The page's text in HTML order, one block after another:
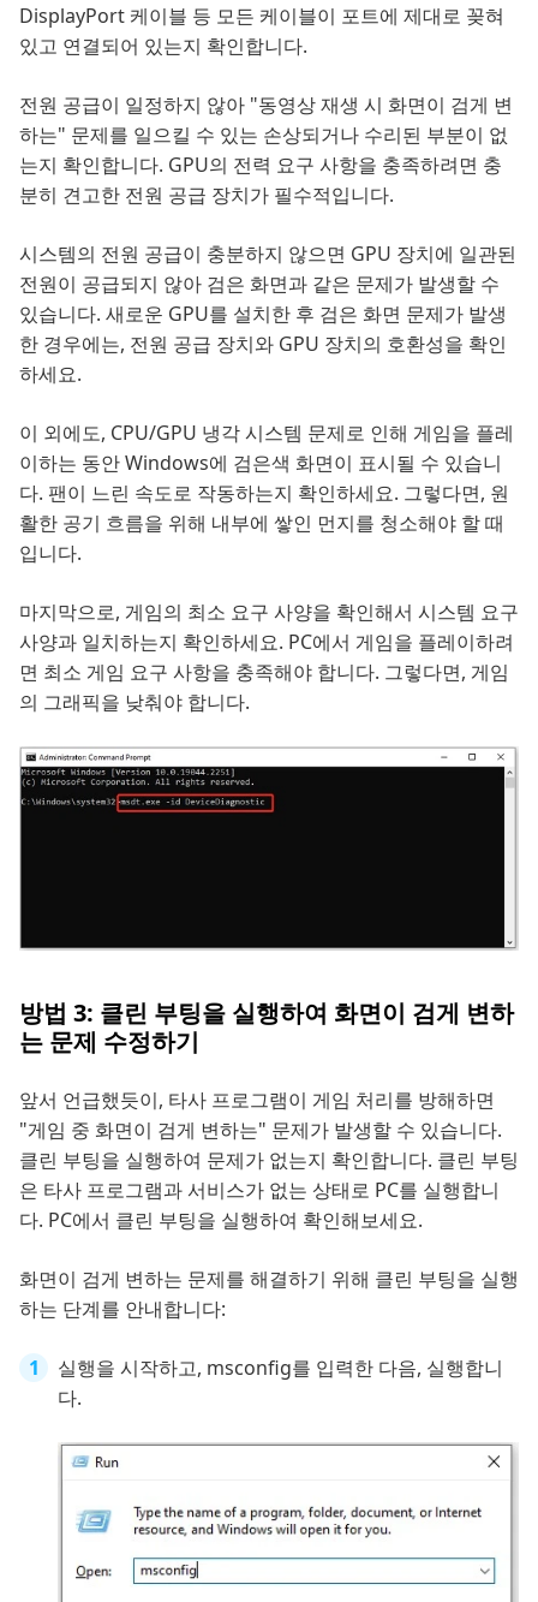
DisplayPort 케이블 등 모든 케이블이 포트에 제대로 꽂혀
있고 연결되어 있는지 확인합니다.
전원 공급이 일정하지 않아 "동영상 재생 시 화면이 검게 변
하는" 문제를 일으킬 수 있는 손상되거나 수리된 부분이 없
는지 확인합니다. GPU의 전력 요구 사항을 충족하려면 충
분히 견고한 전원 공급 장치가 필수적입니다.
시스템의 전원 공급이 충분하지 않으면 GPU 장치에 일관된
전원이 공급되지 않아 검은 화면과 같은 문제가 발생할 수
있습니다. 새로운 GPU를 설치한 후 검은 화면 문제가 발생
한 경우에는, 전원 공급 장치와 GPU 장치의 호환성을 확인
하세요.
이 외에도, CPU/GPU 냉각 시스템 문제로 인해 게임을 플레
이하는 동안 Windows에 검은색 화면이 표시될 수 있습니
다. 팬이 느린 속도로 작동하는지 확인하세요. 그렇다면, 원
활한 공기 흐름을 위해 내부에 쌓인 먼지를 청소해야 할 때
입니다.
마지막으로, 게임의 최소 요구 사양을 확인해서 시스템 요구
사양과 일치하는지 확인하세요. PC에서 게임을 플레이하려
면 최소 게임 요구 사항을 충족해야 합니다. 그렇다면, 게임
의 그래픽을 낮춰야 합니다.
방법 3: 클린 부팅을 실행하여 화면이 검게 변하
는 문제 수정하기
앞서 언급했듯이, 타사 프로그램이 게임 처리를 방해하면
"게임 중 화면이 검게 변하는" 문제가 발생할 수 있습니다.
클린 부팅을 실행하여 문제가 없는지 확인합니다. 클린 부팅
은 타사 프로그램과 서비스가 없는 상태로 PC를 실행합니
다. PC에서 클린 부팅을 실행하여 확인해보세요.
화면이 검게 변하는 문제를 해결하기 위해 클린 부팅을 실행
하는 단계를 안내합니다:
실행을 시작하고, msconfig를 입력한 다음, 실행합니
다.